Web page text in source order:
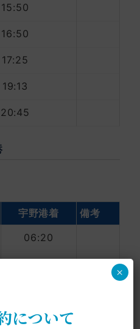
15:50
16:50
17:25
19:13
20:45
宇野港着 備考
06:20
09:12
について
×